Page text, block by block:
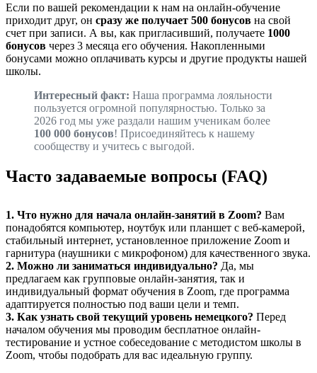
Если по вашей рекомендации к нам на онлайн-обучение
приходит друг, он сразу же получает 500 бонусов на свой
счет при записи. А вы, как пригласивший, получаете 1000
бонусов через 3 месяца его обучения. Накопленными
бонусами можно оплачивать курсы и другие продукты нашей
школы.
Интересный факт: Наша программа лояльности
пользуется огромной популярностью. Только за
2026 год мы уже раздали нашим ученикам более
100 000 бонусов! Присоединяйтесь к нашему
сообществу и учитесь с выгодой.
Часто задаваемые вопросы (FAQ)
1. Что нужно для начала онлайн-занятий в Zoom? Вам
понадобятся компьютер, ноутбук или планшет с веб-камерой,
стабильный интернет, установленное приложение Zoom и
гарнитура (наушники с микрофоном) для качественного звука.
2. Можно ли заниматься индивидуально? Да, мы
предлагаем как групповые онлайн-занятия, так и
индивидуальный формат обучения в Zoom, где программа
адаптируется полностью под ваши цели и темп.
3. Как узнать свой текущий уровень немецкого? Перед
началом обучения мы проводим бесплатное онлайн-
тестирование и устное собеседование с методистом школы в
Zoom, чтобы подобрать для вас идеальную группу.